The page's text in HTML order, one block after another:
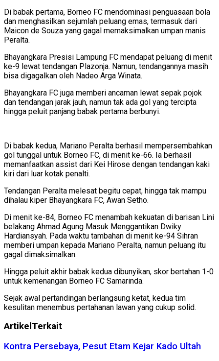
Di babak pertama, Borneo FC mendominasi penguasaan bola
dan menghasilkan sejumlah peluang emas, termasuk dari
Maicon de Souza yang gagal memaksimalkan umpan manis
Peralta.
Bhayangkara Presisi Lampung FC mendapat peluang di menit
ke-9 lewat tendangan Plazonja. Namun, tendangannya masih
bisa digagalkan oleh Nadeo Arga Winata.
Bhayangkara FC juga memberi ancaman lewat sepak pojok
dan tendangan jarak jauh, namun tak ada gol yang tercipta
hingga peluit panjang babak pertama berbunyi.
Di babak kedua, Mariano Peralta berhasil mempersembahkan
gol tunggal untuk Borneo FC, di menit ke-66. Ia berhasil
memanfaatkan assist dari Kei Hirose dengan tendangan kaki
kiri dari luar kotak penalti.
Tendangan Peralta melesat begitu cepat, hingga tak mampu
dihalau kiper Bhayangkara FC, Awan Setho.
Di menit ke-84, Borneo FC menambah kekuatan di barisan Lini
belakang Ahmad Agung Masuk Menggantikan Dwiky
Hardiansyah. Pada waktu tambahan di menit ke-94 Sihran
memberi umpan kepada Mariano Peralta, namun peluang itu
gagal dimaksimalkan.
Hingga peluit akhir babak kedua dibunyikan, skor bertahan 1-0
untuk kemenangan Borneo FC Samarinda.
Sejak awal pertandingan berlangsung ketat, kedua tim
kesulitan menembus pertahanan lawan yang cukup solid.
Artikel Terkait
Kontra Persebaya, Pesut Etam Kejar Kado Ultah